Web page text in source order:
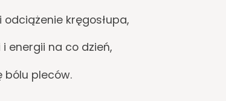
kręgosłupa,
i energii na co dzień,
bólu pleców.